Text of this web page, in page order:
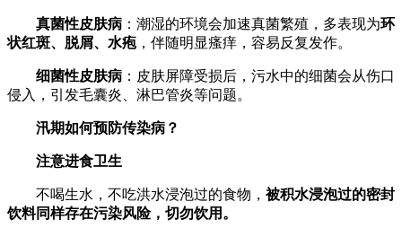
真菌性皮肤病 ：潮湿的环境会加速真菌繁殖，多表现为环
状红斑、脱屑、水疱 ，伴随明显瘙痒，容易反复发作。
细菌性皮肤病 ：皮肤屏障受损后，污水中的细菌会从伤口
侵入，引发毛囊炎、淋巴管炎等问题。
汛期如何预防传染病？
注意进食卫生
不喝生水，不吃洪水浸泡过的食物， 被积水浸泡过的密封
饮料同样存在污染风险，切勿饮用。